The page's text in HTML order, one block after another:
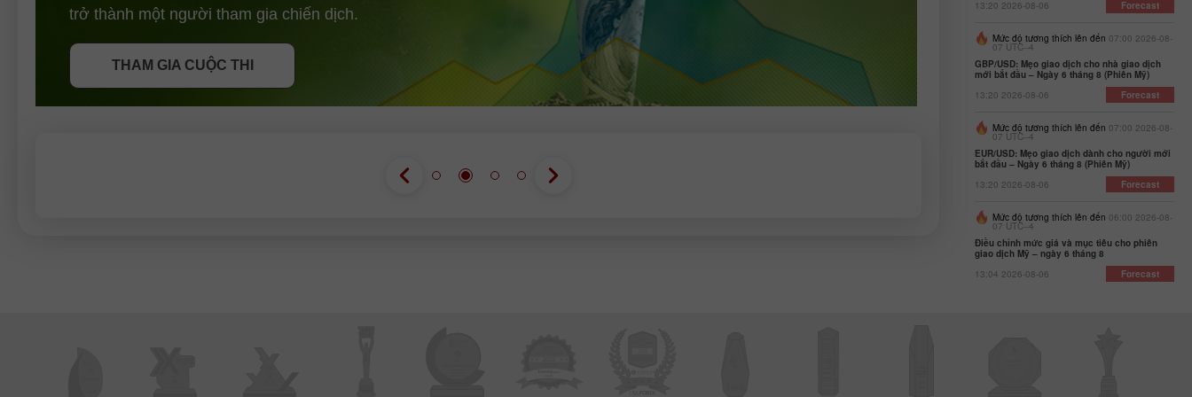
THAM GIA CUỘC THI
trở thành một người tham gia chiến dịch.
THAM GIA CUỘC THI
THAM GIA CUỘC THI
NHẬN THƯỞNG
13:20 2026-08-06
Forecast
Mức độ tương thích lên đến 07:00 2026-08-
07 UTC--4
GBP/USD: Mẹo giao dịch cho nhà giao dịch
mới bắt đầu – Ngày 6 tháng 8 (Phiên Mỹ)
13:20 2026-08-06
Forecast
Mức độ tương thích lên đến 07:00 2026-08-
07 UTC--4
EUR/USD: Mẹo giao dịch dành cho người mới
bắt đầu – Ngày 6 tháng 8 (Phiên Mỹ)
13:20 2026-08-06
Forecast
Mức độ tương thích lên đến 06:00 2026-08-
07 UTC--4
Điều chỉnh mức giá và mục tiêu cho phiên
giao dịch Mỹ – ngày 6 tháng 8
13:04 2026-08-06
Forecast